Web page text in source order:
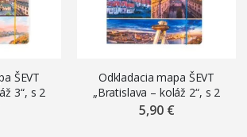
ŠEVT
3“, s 2
Odkladacia mapa ŠEVT
„Bratislava – koláž 2“, s 2
chlopňami a gumičkou,
5,90 €